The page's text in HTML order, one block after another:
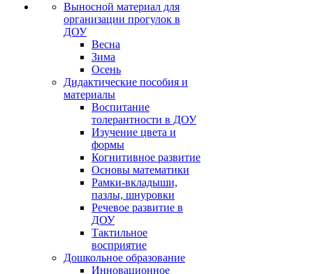
Выносной материал для
организации прогулок в
ДОУ
Весна
Зима
Осень
Дидактические пособия и
материалы
Воспитание
толерантности в ДОУ
Изучение цвета и
формы
Когнитивное развитие
Основы математики
Рамки-вкладыши,
пазлы, шнуровки
Речевое развитие в
ДОУ
Тактильное
восприятие
Дошкольное образование
Инновационное